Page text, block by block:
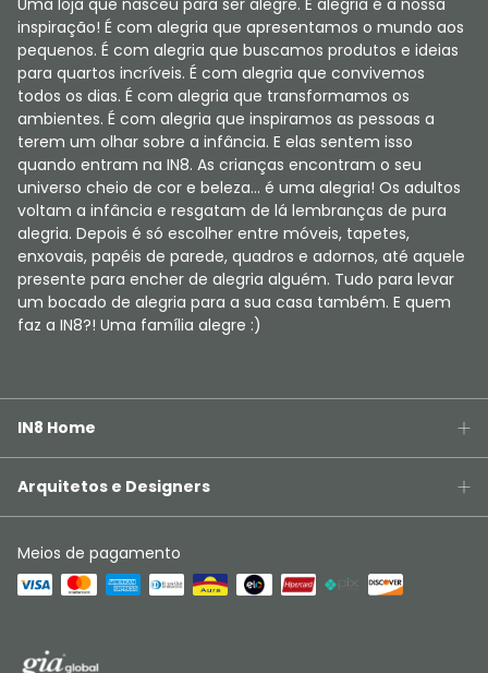
Uma loja que nasceu para ser alegre. E alegria é a nossa
inspiração! É com alegria que apresentamos o mundo aos
pequenos. É com alegria que buscamos produtos e ideias
para quartos incríveis. É com alegria que convivemos
todos os dias. É com alegria que transformamos os
ambientes. É com alegria que inspiramos as pessoas a
terem um olhar sobre a infância. E elas sentem isso
quando entram na IN8. As crianças encontram o seu
universo cheio de cor e beleza... é uma alegria! Os adultos
voltam a infância e resgatam de lá lembranças de pura
alegria. Depois é só escolher entre móveis, tapetes,
enxovais, papéis de parede, quadros e adornos, até aquele
presente para encher de alegria alguém. Tudo para levar
um bocado de alegria para a sua casa também. E quem
faz a IN8?! Uma família alegre :)
IN8 Home
Arquitetos e Designers
Meios de pagamento